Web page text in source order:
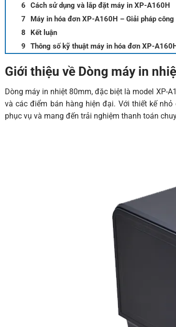
Cách sử dụng và lắp đặt máy in XP-A160H
Máy in hóa đơn XP-A160H – Giải pháp
Kết luận
Thông số kỹ thuật máy in hóa đơn XP-
Giới thiệu về Dòng máy in
Dòng máy in nhiệt 80mm, đặc biệt là model XP-
và các điểm bán hàng hiện đại. Với thiết kế
phục vụ và mang đến trải nghiệm thanh toán